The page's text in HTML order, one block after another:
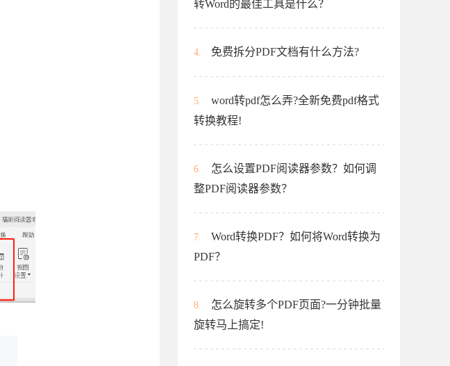
转Word的最佳工具是什么？
4. 免费拆分PDF文档有什么方法?
5.
word转pdf怎么弄?全新免费pdf格式
转换教程!
6.
怎么设置PDF阅读器参数？如何调
整PDF阅读器参数？
7.
Word转换PDF？如何将Word转换为
PDF？
8.
怎么旋转多个PDF页面?一分钟批量
旋转马上搞定!